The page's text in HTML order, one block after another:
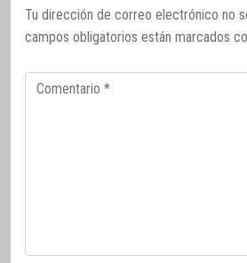
Tu dirección de correo electrónico no
campos obligatorios están marcados
Comentario